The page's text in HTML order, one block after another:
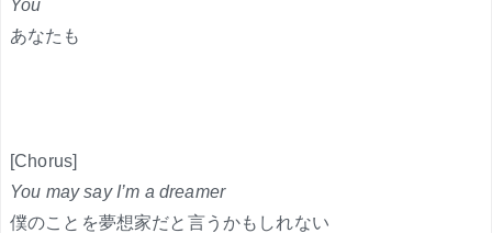
You
あなたも
[Chorus]
You may say I’m a dreamer
僕のことを夢想家だと言うかもしれない